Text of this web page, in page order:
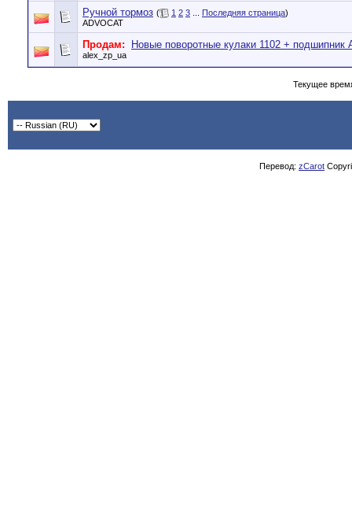
Ручной тормоз ( 1 2 3 Последняя страница)
ADVOCAT
Продам: Новые поворотные кулаки 1102 + подшипник
alex_zp_ua
Текущее
Перевод: zCarot